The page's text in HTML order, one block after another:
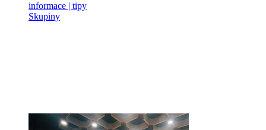
informace | tipy
Skupiny